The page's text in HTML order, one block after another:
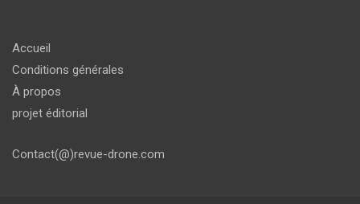
Accueil
Conditions générales
À propos
projet éditorial
Contact(@)revue-drone.com